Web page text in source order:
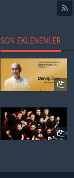
SON EKLENENLER